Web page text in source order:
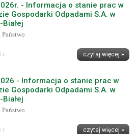
- Informacja o stanie prac w
Gospodarki Odpadami S.A. w
r. czytaj więcej »
- Informacja o stanie prac w
Gospodarki Odpadami S.A. w
r. czytaj więcej »